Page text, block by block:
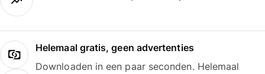
Helemaal gratis, geen advertenties
Downloaden in een paar seconden. Helemaal